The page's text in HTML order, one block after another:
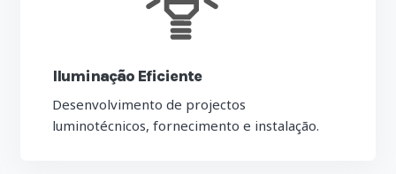
Iluminação Eficiente
Desenvolvimento de projectos
luminotécnicos, fornecimento e instalação.